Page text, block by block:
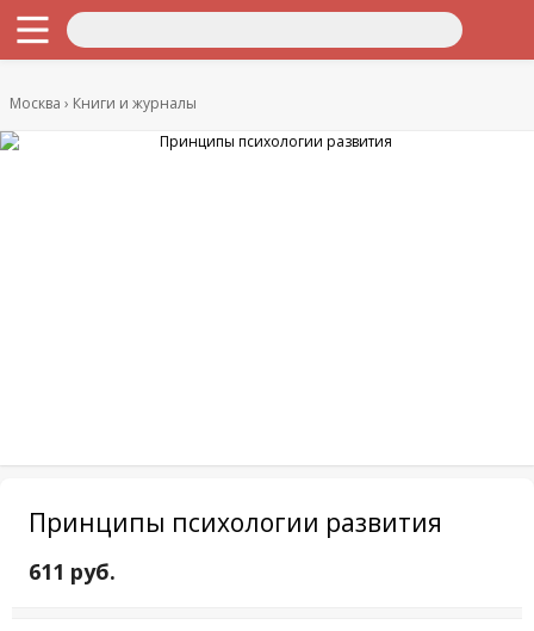
Москва Книги и журналы
Принципы психологии развития
611 руб.